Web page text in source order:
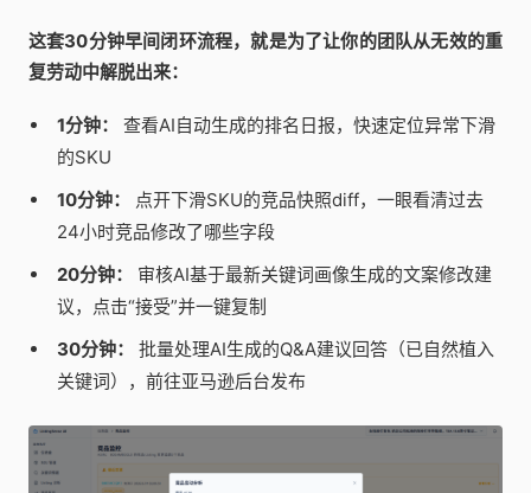
这套30分钟早间闭环流程，就是为了让你的团队从无效的重
复劳动中解脱出来：
1分钟：
查看AI自动生成的排名日报，快速定位异常下滑
的SKU
10分钟：
点开下滑SKU的竞品快照diff，一眼看清过去
24小时竞品修改了哪些字段
20分钟：
审核AI基于最新关键词画像生成的文案修改建
议，点击“接受”并一键复制
30分钟：
批量处理AI生成的Q&A建议回答（已自然植入
关键词），前往亚马逊后台发布